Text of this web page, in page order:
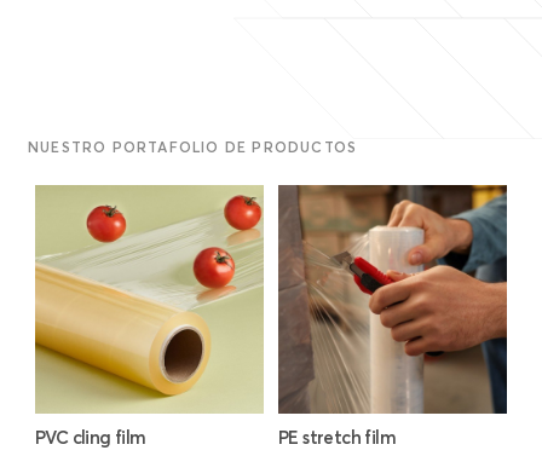
NUESTRO PORTAFOLIO DE PRODUCTOS
PVC cling film PE stretch film